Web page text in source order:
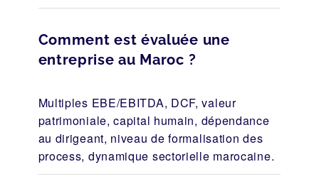
Comment est évaluée une
entreprise au Maroc ?
Multiples EBE/EBITDA, DCF, valeur
patrimoniale, capital humain, dépendance
au dirigeant, niveau de formalisation des
process, dynamique sectorielle marocaine.